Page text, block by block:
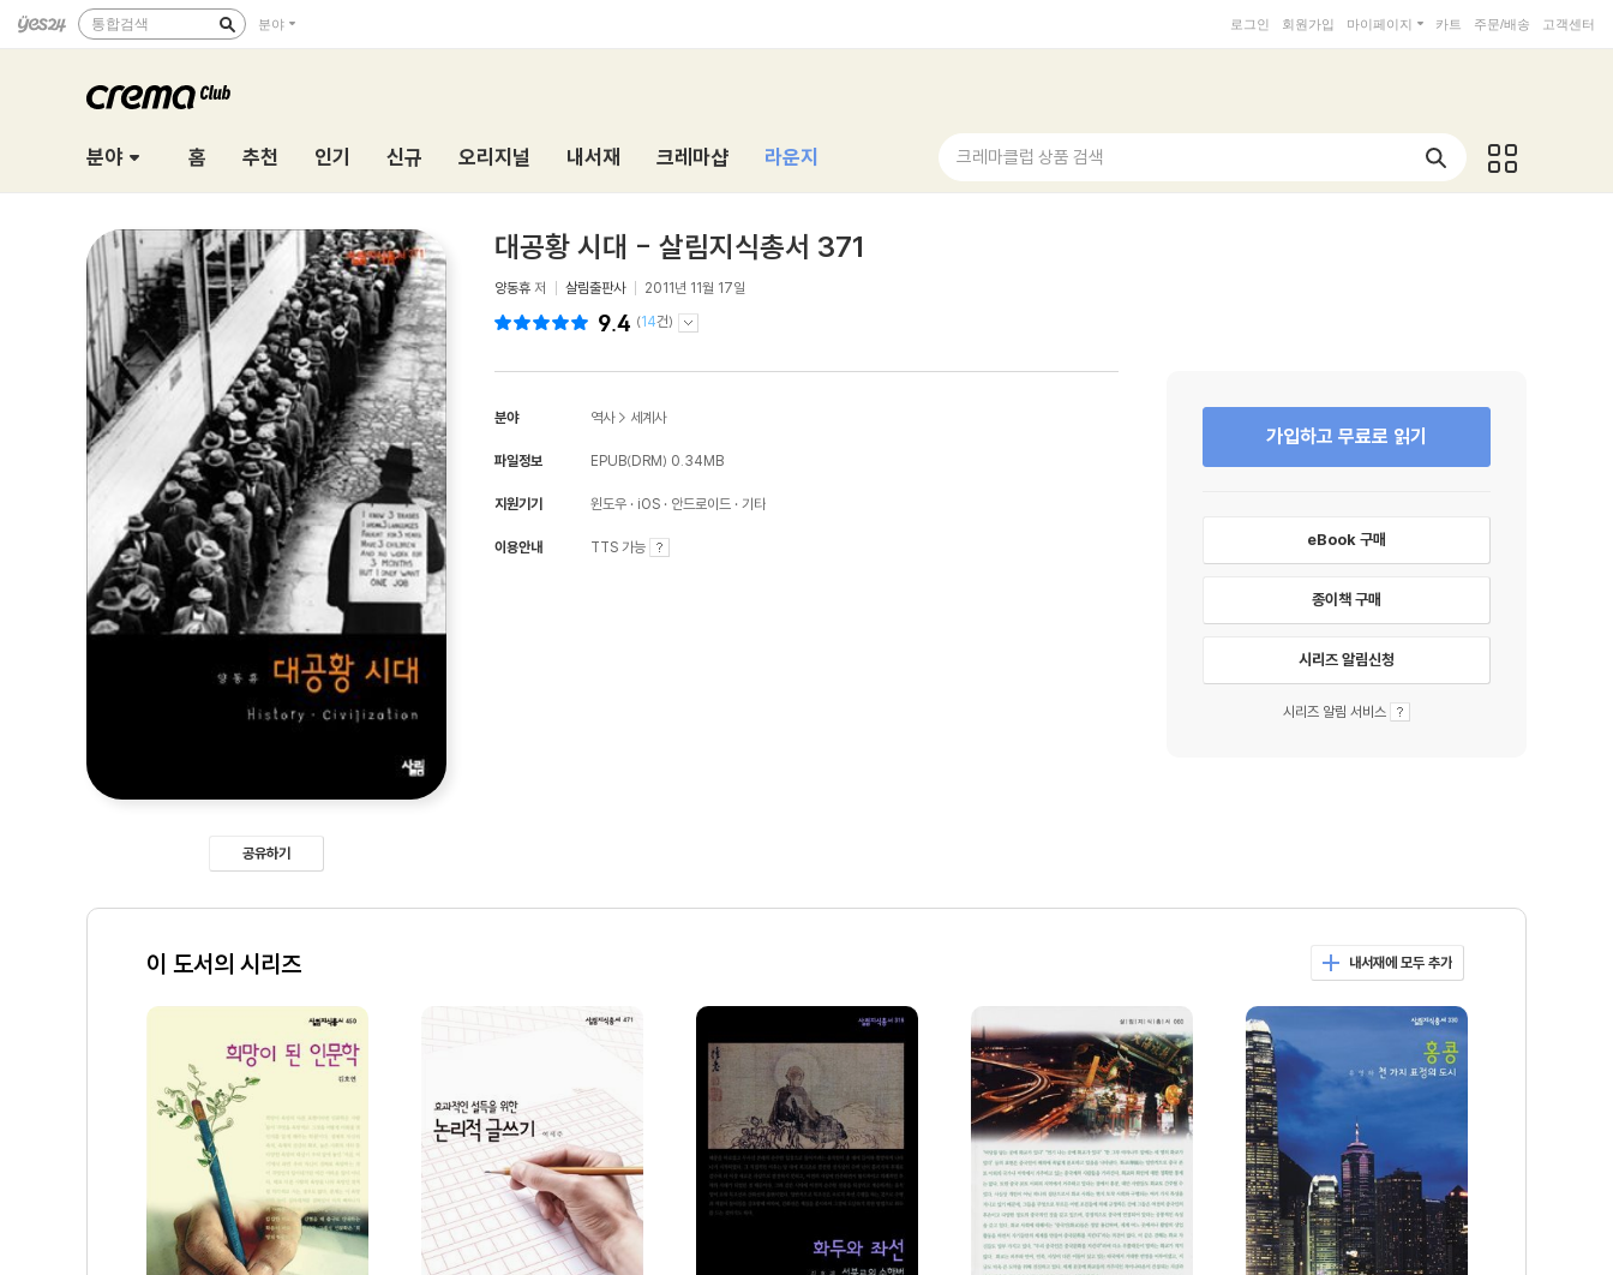
통합검색 분야 로그인 회원가입 마이페이지 카트 주문/배송 고객센터
분야 홈 추천 인기 신규 오리지널 내서재 크레마샵 라운지 크레마클럽 상품 검색
공유하기
대공황 시대 - 살림지식총서 371
양동휴 저 살림출판사 2011년 11월 17일
9.4 (14건)
분야 역사> 세계사
파일정보 EPUB(DRM) 0.34MB
지원기기 윈도우 iOS 안드로이드 기타
이용안내 TTS 가능
가입하고 무료로 읽기
eBook 구매
종이책 구매
시리즈 알림신청
시리즈 알림 서비스
이 도서의 시리즈 내서재에 모두 추가